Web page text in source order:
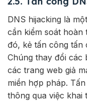
DNS hijacking là
cần kiểm soát hoàn
đó, kẻ tấn công tấn
Chúng thay đổi các
các trang web giả
miền hợp pháp.
thông qua việc khai